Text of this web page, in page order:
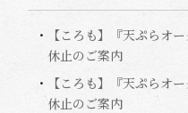
【ころも】『天ぷらオ
休止のご案内
【ころも】『天ぷらオ
休止のご案内